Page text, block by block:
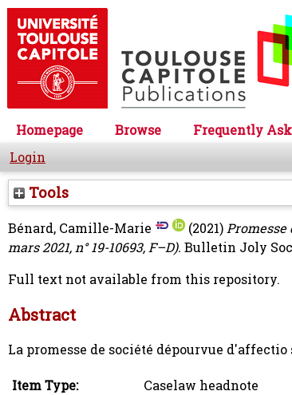
Homepage Browse Frequently
Login
Tools
Bénard, Camille-Marie (2021)Promesse
mars 2021, n° 19-10693, F–D). Bulletin Joly
Full text not available from this repository.
Abstract
La promesse de société dépourvue
Item Type:
Caselaw headnote